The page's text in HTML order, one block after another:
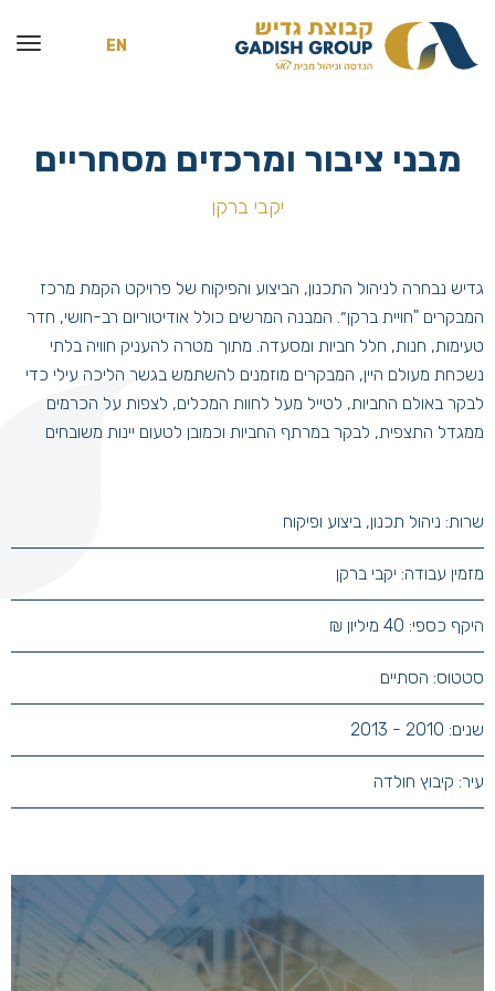
EN
מבני ציבור ומרכזים מסחריים
יקבי ברקן
גדיש נבחרה לניהול התכנון, הביצוע והפיקוח של פרויקט הקמת מרכז
המבקרים "חויית ברקן״. המבנה המרשים כולל אודיטוריום רב-חושי, חדר
טעימות, חנות, חלל חביות ומסעדה. מתוך מטרה להעניק חוויה בלתי
נשכחת מעולם היין, המבקרים מוזמנים להשתמש בגשר הליכה עילי כדי
לבקר באולם החביות, לטייל מעל לחוות המכלים, לצפות על הכרמים
ממגדל התצפית, לבקר במרתף החביות וכמובן לטעום יינות משובחים
שרות: ניהול תכנון, ביצוע ופיקוח
מזמין עבודה: יקבי ברקן
היקף כספי: 40 מיליון ₪
סטטוס: הסתיים
שנים: 2010 - 2013
עיר: קיבוץ חולדה